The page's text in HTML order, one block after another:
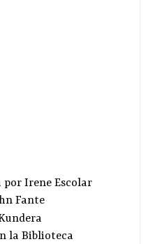
por Irene Escolar
Fante
la Biblioteca